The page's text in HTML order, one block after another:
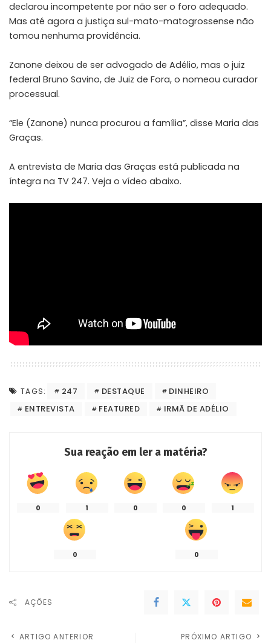
declarou incompetente por não ser o foro adequado.
Mas até agora a justiça sul-mato-matogrossense não
tomou nenhuma providência.
Zanone deixou de ser advogado de Adélio, mas o juiz
federal Bruno Savino, de Juiz de Fora, o nomeou curador
processual.
“Ele (Zanone) nunca procurou a família”, disse Maria das
Graças.
A entrevista de Maria das Graças está publicada na
íntegra na TV 247. Veja o vídeo abaixo.
TAGS: 247 DESTAQUE
DINHEIRO
ENTREVISTA
FEATURED IRMÃ DE ADÉLIO
Sua reação em ler a matéria?
0 1 0 0 1
0 0
AÇÕES
ARTIGO ANTERIOR PRÓXIMO ARTIGO